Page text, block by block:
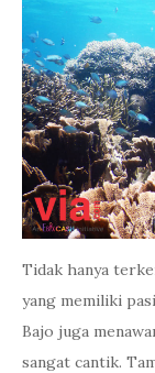
Tidak hanya
yang memiliki
Bajo juga
sangat cantik.